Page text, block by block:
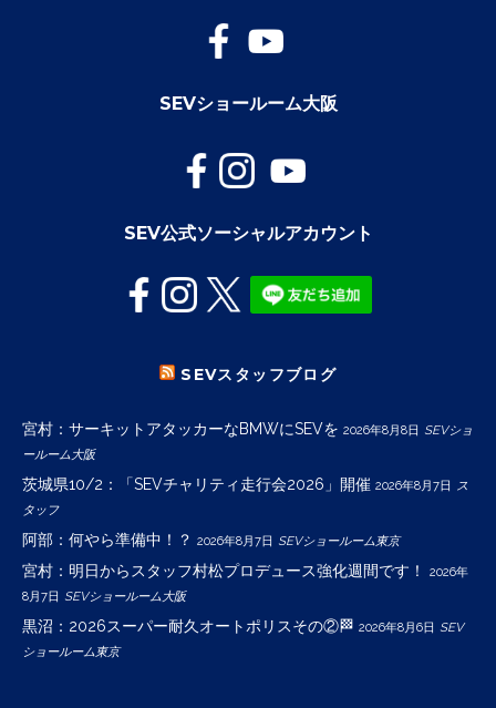
SEVショールーム大阪
SEV公式ソーシャルアカウント
SEVスタッフブログ
宮村：サーキットアタッカーなBMWにSEVを 2026年8月8日 SEVショ
ールーム大阪
茨城県10/2：「SEVチャリティ走行会2026」開催 2026年8月7日
ス
タッフ
阿部：何やら準備中！？ 2026年8月7日 SEVショールーム東京
宮村：明日からスタッフ村松プロデュース強化週間です！
2026年
8月7日 SEVショールーム大阪
黒沼：2026スーパー耐久オートポリスその②🏁 2026年8月6日 SEV
ショールーム東京